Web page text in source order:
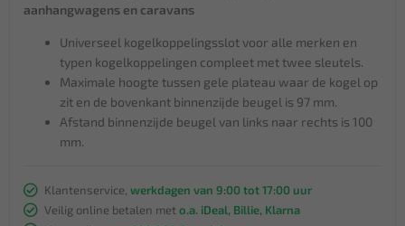
aanhangwagens en caravans
Universeel kogelkoppelingsslot voor alle merken en
typen kogelkoppelingen compleet met twee sleutels.
Maximale hoogte tussen gele plateau waar de kogel op
zit en de bovenkant binnenzijde beugel is 97 mm.
Afstand binnenzijde beugel van links naar rechts is 100
mm.
Klantenservice, werkdagen van 9:00 tot 17:00 uur
Veilig online betalen met o.a. iDeal, Billie, Klarna